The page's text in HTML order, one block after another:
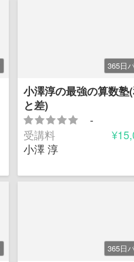
365日
小澤淳の最強の算数塾
と差)
-
受講料
小澤 淳
365日